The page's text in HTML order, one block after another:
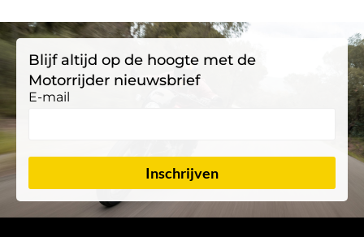
Blijf altijd op de hoogte met de
Motorrijder nieuwsbrief
E-mail
Inschrijven